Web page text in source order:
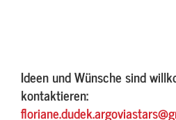
Ideen und Wünsche sind
kontaktieren: